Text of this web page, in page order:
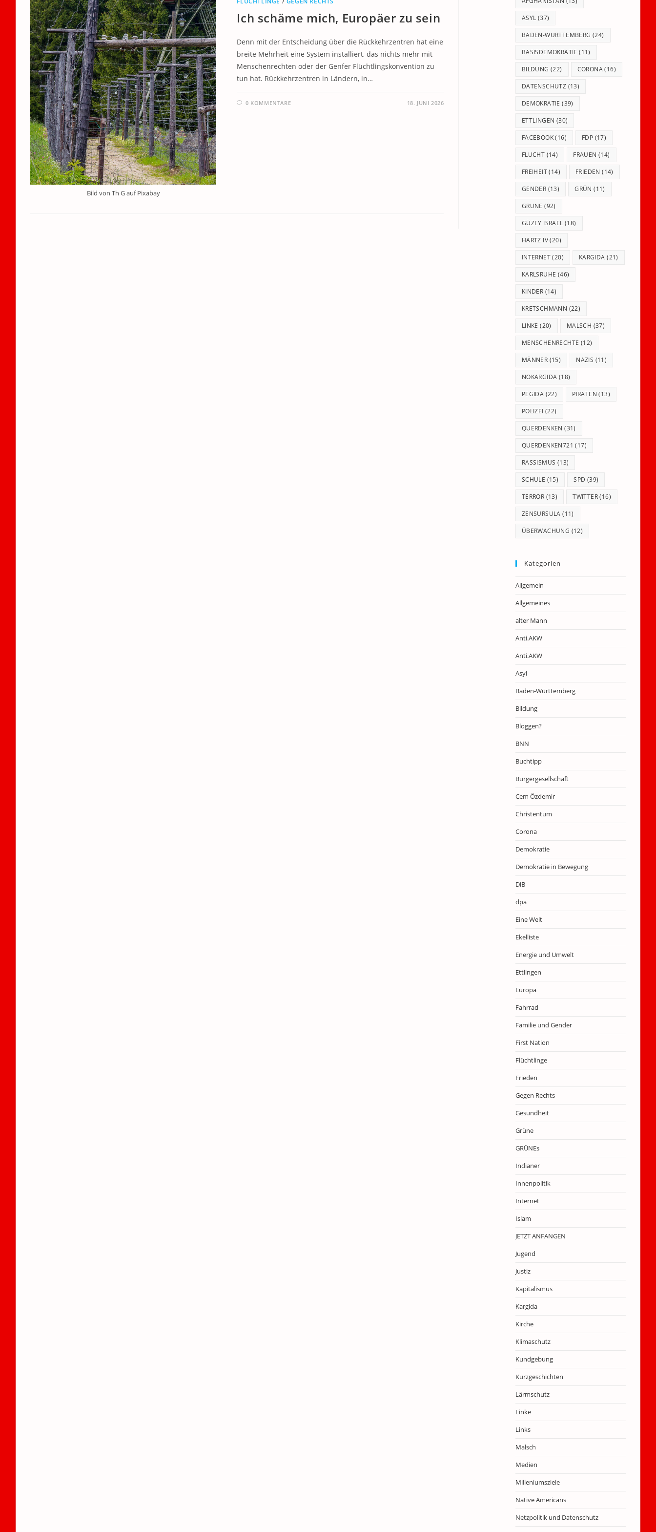
Bild von Th G auf Pixabay
Ich schäme mich, Europäer zu sein
Denn mit der Entscheidung über die Rückkehrzentren hat eine
breite Mehrheit eine System installiert, das nichts mehr mit
Menschenrechten oder der Genfer Flüchtlingskonvention zu
tun hat. Rückkehrzentren in Ländern, in…
0 KOMMENTARE 18. JUNI 2026
ASYL (37)
BADEN-WÜRTTEMBERG (24)
BASISDEMOKRATIE (11)
BILDUNG (22) CORONA(16)
DATENSCHUTZ (13)
DEMOKRATIE (39)
ETTLINGEN (30)
FACEBOOK(16) FDP (17)
FLUCHT (14) FRAUEN (14)
FREIHEIT(14) FRIEDEN (14)
GENDER (13) GRÜN (11)
GRÜNE (92)
GÜZEY ISRAEL (18)
HARTZ IV(20)
INTERNET(20) KARGIDA (21)
KARLSRUHE (46)
KINDER (14)
KRETSCHMANN (22)
LINKE (20) MALSCH (37)
MENSCHENRECHTE (12)
MÄNNER (15) NAZIS (11)
NOKARGIDA (18)
PEGIDA (22) PIRATEN (13)
POLIZEI (22)
QUERDENKEN (31)
QUERDENKEN721 (17)
RASSISMUS (13)
SCHULE (15) SPD (39)
TERROR (13) TWITTER(16)
ZENSURSULA (11)
ÜBERWACHUNG (12)
Kategorien
Allgemein
Allgemeines
alter Mann
Anti.AKW
Anti.AKW
Asyl
Baden-Württemberg
Bildung
Bloggen?
BNN
Buchtipp
Bürgergesellschaft
Cem Özdemir
Christentum
Corona
Demokratie
Demokratie in Bewegung
DiB
dpa
Eine Welt
Ekelliste
Energie und Umwelt
Ettlingen
Europa
Fahrrad
Familie und Gender
First Nation
Flüchtlinge
Frieden
Gegen Rechts
Gesundheit
Grüne
GRÜNEs
Indianer
Innenpolitik
Internet
Islam
JETZT ANFANGEN
Jugend
Justiz
Kapitalismus
Kargida
Kirche
Klimaschutz
Kundgebung
Kurzgeschichten
Lärmschutz
Linke
Links
Malsch
Medien
Milleniumsziele
Native Americans
Netzpolitik und Datenschutz